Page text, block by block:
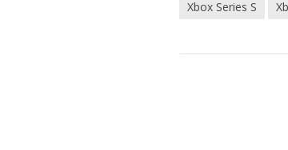
Xbox Series S